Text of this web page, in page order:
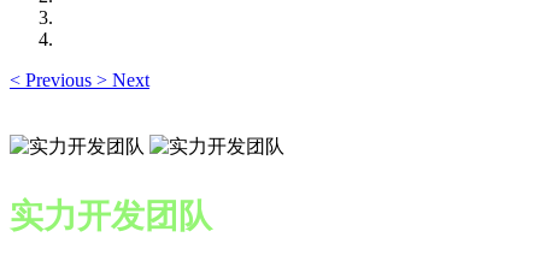
< Previous > Next
实力开发团队